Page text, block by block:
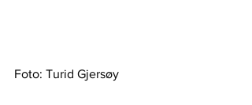
Foto: Turid Gjersøy